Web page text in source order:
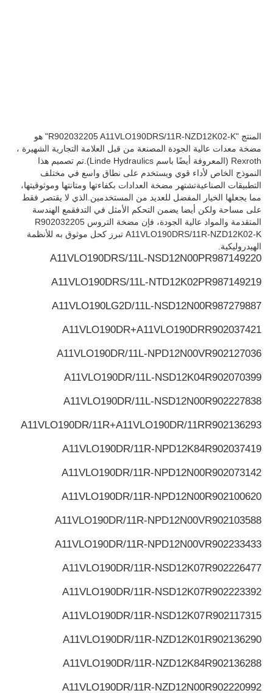
اطلب عرض أسعار
مضخة هيدروليكية ريكسروث
مضخة باركر الهيدروليكية
مضخة هيدروليكية فيكرز
ملحقات مرشح ريكسروث
الصمام الهيدروليكي YUKEN
المنتج "R902032205 A11VLO190DRS/11R-NZD12K02-K" هو
مضخة معدات عالية الجودة المصنعة من قبل العلامة التجارية الشهيرة ،
Rexroth (المعروفة أيضًا باسم Linde Hydraulics).تم تصميم هذا
النموذج الخاص لأداء قوي ويستخدم على نطاق واسع في مختلف
التطبيقات الصناعيةتشتهر مضخة العدادات بكفاءتها ومتانتها وموثوقيتها،
مما يجعلها الخيار المفضل للعديد من المستخدمين.الذي لا يقتصر فقط
على مساحة ولكن أيضا يضمن التحكم الأمثل في التدفقمع الهندسة
المتقدمة والمواد عالية الجودة، فإن مضخة التروس R902032205
A11VLO190DRS/11R-NZD12K02-K تبرز كحل موثوق به للأنظمة
الهيدروليكية.
R987149220
A11VLO190DRS/11L-NSD12N00P
R987149219
A11VLO190DRS/11L-NTD12K02P
R987279887
A11VLO190LG2D/11L-NSD12N00
R902037421
A11VLO190DR+A11VLO190DR
R902127036
A11VLO190DR/11L-NPD12N00V
R902070399
A11VLO190DR/11L-NSD12K04
R902227838
A11VLO190DR/11L-NSD12N00
R902136293
A11VLO190DR/11R+A11VLO190DR/11R
R902037419
A11VLO190DR/11R-NPD12K84
R902073142
A11VLO190DR/11R-NPD12N00
R902100620
A11VLO190DR/11R-NPD12N00
R902103588
A11VLO190DR/11R-NPD12N00V
R902233433
A11VLO190DR/11R-NPD12N00V
R902226477
A11VLO190DR/11R-NSD12K07
R902223392
A11VLO190DR/11R-NSD12K07
R902117315
A11VLO190DR/11R-NSD12K07
R902136290
A11VLO190DR/11R-NZD12K01
R902136288
A11VLO190DR/11R-NZD12K84
R902220992
A11VLO190DR/11R-NZD12N00